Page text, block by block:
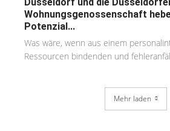
Wohnungsgenossenschaft
Potenzial...
Was wäre, wenn aus einem
Ressourcen bindenden und
Mehr laden